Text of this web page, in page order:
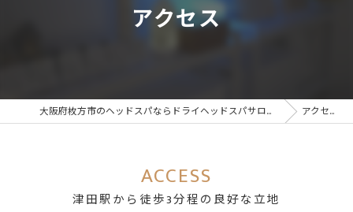
アクセス
大阪府枚方市のヘッドスパならドライヘッドスパサロンAMI アクセス
津田駅から徒歩3分程の良好な立地
ACCESS